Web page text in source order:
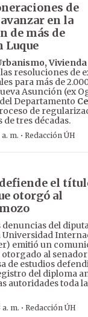
de
en la
de más de
Luque
resoluciones de
para más de
Asunción (ex
Departamento
de
de tres décadas.
m. · Redacción ÚH
el
otorgó al
denuncias del
Universidad
emitió un
al senador
de estudios
del diploma
autoridades toda
m. · Redacción ÚH